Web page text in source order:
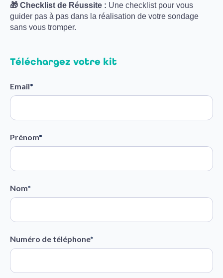
🎁 Checklist de Réussite : Une checklist pour vous
guider pas à pas dans la réalisation de votre sondage
sans vous tromper.
Téléchargez votre kit
Email*
Prénom*
Nom*
Numéro de téléphone*